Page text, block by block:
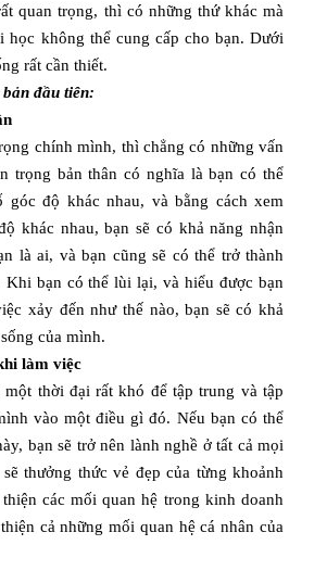
quan trọng, thì có những thứ khác mà
học không thể cung cấp cho bạn. Dưới
rất cần thiết.
đầu tiên:
chính mình, thì chẳng có những vấn
trọng bản thân có nghĩa là bạn có thể
góc độ khác nhau, và bằng cách xem
khác nhau, bạn sẽ có khả năng nhận
là ai, và bạn cũng sẽ có thể trở thành
Khi bạn có thể lùi lại, và hiểu được bạn
xảy đến như thế nào, bạn sẽ có khả
của mình.
làm việc
một thời đại rất khó để tập trung và tập
vào một điều gì đó. Nếu bạn có thể
bạn sẽ trở nên lành nghề ở tất cả mọi
thưởng thức vẻ đẹp của từng khoảnh
các mối quan hệ trong kinh doanh
cả những mối quan hệ cá nhân của